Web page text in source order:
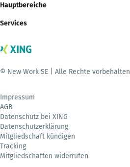
Hauptbereiche
Services
© New Work SE | Alle Rechte vorbehalten
Impressum
AGB
Datenschutz bei XING
Datenschutzerklärung
Mitgliedschaft kündigen
Tracking
Mitgliedschaften widerrufen